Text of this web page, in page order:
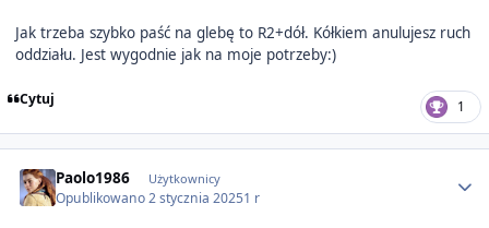
Jak trzeba szybko paść na glebę to R2+dół. Kółkiem anulujesz ruch
oddziału. Jest wygodnie jak na moje potrzeby:)
Cytuj 1
Paolo1986 Użytkownicy
Opublikowano2 stycznia 20251 r